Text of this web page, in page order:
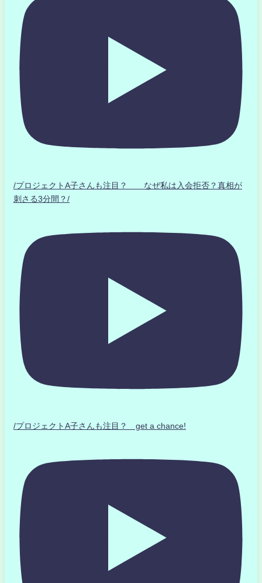
/プロジェクトA子さんも注目？ なぜ私は入会拒否？真相が
刺さる3分間？/
/プロジェクトA子さんも注目？ get a chance!